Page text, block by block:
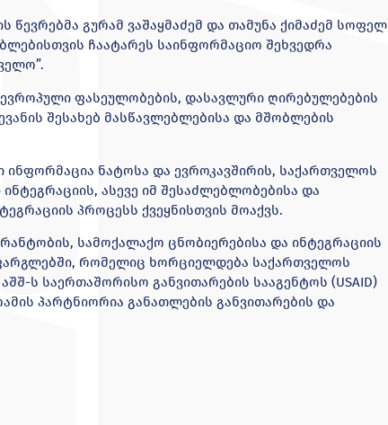
წევრებმა გურამ ვაშაყმაძემ და თამუნა ქიმაძემ სოფელ
ჩაატარეს საინფორმაციო შეხვედრა
ფასეულობების, დასავლური ღირებულებების
შესახებ მასწავლებლებისა და მშობლების
ინფორმაცია ნატოსა და ევროკავშირის, საქართველოს
ასევე იმ შესაძლებლობებისა და
პროცესს ქვეყნისთვის მოაქვს.
სამოქალაქო ცნობიერებისა და ინტეგრაციის
რომელიც ხორციელდება საქართველოს
ს საერთაშორისო განვითარების სააგენტოს (USAID)
პარტნიორია განათლების განვითარების და